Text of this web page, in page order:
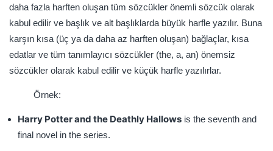
daha fazla harften oluşan tüm sözcükler önemli sözcük olarak
kabul edilir ve başlık ve alt başlıklarda büyük harfle yazılır. Buna
karşın kısa (üç ya da daha az harften oluşan) bağlaçlar, kısa
edatlar ve tüm tanımlayıcı sözcükler (the, a, an) önemsiz
sözcükler olarak kabul edilir ve küçük harfle yazılırlar.
Örnek:
Harry Potter and the Deathly Hallows is the seventh and
final novel in the series.